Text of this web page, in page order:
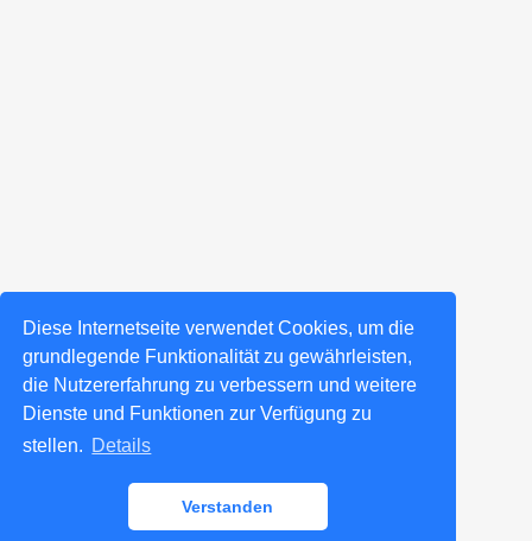
Diese Internetseite verwendet Cookies, um die
grundlegende Funktionalität zu gewährleisten,
die Nutzererfahrung zu verbessern und weitere
Dienste und Funktionen zur Verfügung zu
stellen. Details
Verstanden